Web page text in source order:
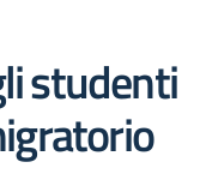
studenti